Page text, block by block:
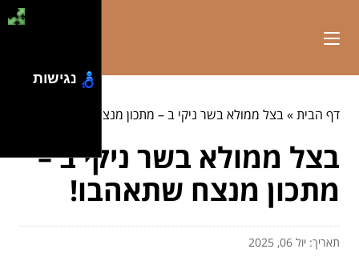
דף הבית»בצל ממולא בשר ניקי ב – מתכון מנצח שתאהבו!
בצל ממולא בשר ניקי ב –
מתכון מנצח שתאהבו!
תאריך: יול 06, 2025
נגישות